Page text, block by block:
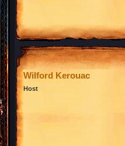
Wilford Kerouac
Host